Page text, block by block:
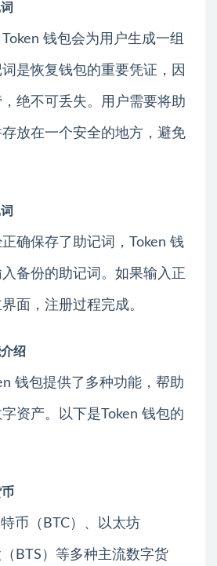
钱包会为用户生成一组
是恢复钱包的重要凭证，因
绝不可丢失。用户需要将助
放在一个安全的地方，避免
确保存了助记词，Token 钱
备份的助记词。如果输入正
面，注册过程完成。
绍
钱包提供了多种功能，帮助
资产。以下是Token 钱包的
币（BTC）、以太坊
（BTS）等多种主流数字货